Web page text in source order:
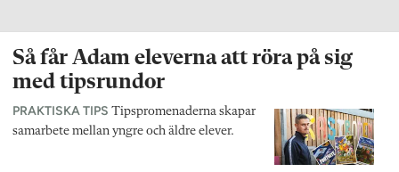
Så får Adam eleverna att röra på sig
med tipsrundor
PRAKTISKA TIPS Tipspromenaderna skapar
samarbete mellan yngre och äldre elever.